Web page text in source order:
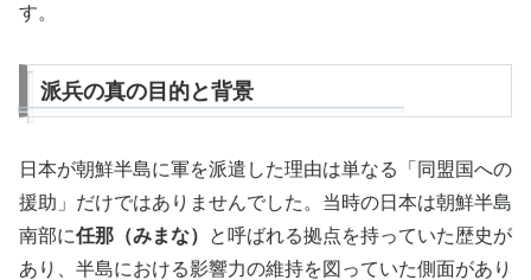
す。
派兵の真の目的と背景
日本が朝鮮半島に軍を派遣した理由は単なる「同盟国への
援助」だけではありませんでした。当時の日本は朝鮮半島
南部に任那（みまな）
と呼ばれる拠点を持っていた歴史が
あり、半島における影響力の維持を図っていた側面があり